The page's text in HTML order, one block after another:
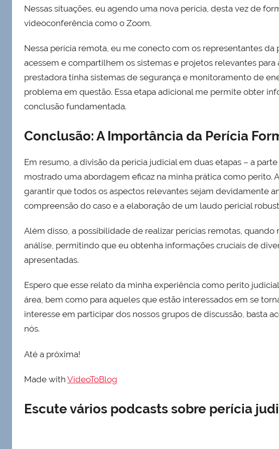
Nessas situações, eu agendo uma nova perícia, desta vez de
videoconferência como o Zoom.
Nessa perícia remota, eu me conecto com os representantes
acessem e compartilhem os sistemas e projetos relevantes para
prestadora tinha sistemas de segurança e monitoramento de
problema em questão. Essa etapa adicional me permite obter
conclusão fundamentada.
Conclusão: A Importância da Perícia
Em resumo, a divisão da perícia judicial em duas etapas – a
mostrado uma abordagem eficaz na minha prática como perito.
garantir que todos os aspectos relevantes sejam devidamente
compreensão do caso e a elaboração de um laudo pericial
Além disso, a possibilidade de realizar perícias remotas, quando
análise, permitindo que eu obtenha informações cruciais de
apresentadas.
Espero que esse relato da minha experiência como perito
área, bem como para aqueles que estão interessados em se
interesse em participar dos nossos grupos de discussão, basta
nós.
Até a próxima!
Made with VideoToBlog
Escute vários podcasts sobre perícia